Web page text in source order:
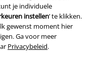
je individuele
instellen’ te klikken.
gewenst moment hier
Ga voor meer
Privacybeleid.